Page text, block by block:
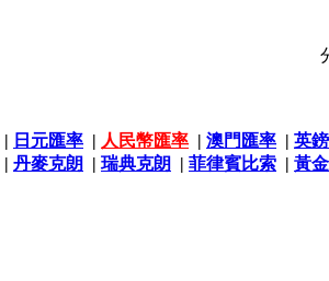
| 日元匯率 | 人民幣匯率 | 澳門匯率 | 英
| 丹麥克朗 | 瑞典克朗 | 菲律賓比索 | 黃